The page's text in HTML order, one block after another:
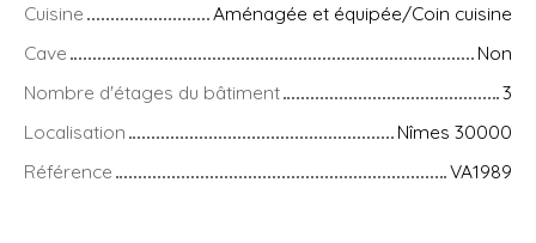
Cuisine
Aménagée et équipée/Coin cuisine
Cave
Non
Nombre d'étages du bâtiment
3
Localisation
Nîmes 30000
Référence
VA1989